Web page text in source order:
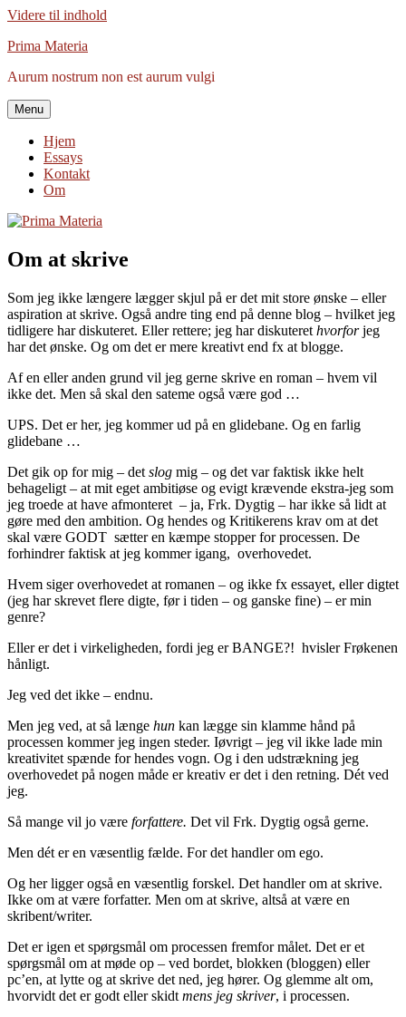
Videre til indhold
Prima Materia
Aurum nostrum non est aurum vulgi
Menu
Hjem
Essays
Kontakt
Om
Om at skrive
Som jeg ikke længere lægger skjul på er det mit store ønske – eller
aspiration at skrive. Også andre ting end på denne blog – hvilket jeg
tidligere har diskuteret. Eller rettere; jeg har diskuteret hvorforjeg
har det ønske. Og om det er mere kreativt end fx at blogge.
Af en eller anden grund vil jeg gerne skrive en roman – hvem vil
ikke det. Men så skal den sateme også være god …
UPS. Det er her, jeg kommer ud på en glidebane. Og en farlig
glidebane …
Det gik op for mig – det slog mig – og det var faktisk ikke helt
behageligt – at mit eget ambitiøse og evigt krævende ekstra-jeg som
jeg troede at have afmonteret – ja, Frk. Dygtig – har ikke så lidt at
gøre med den ambition. Og hendes og Kritikerens krav om at det
skal være GODT sætter en kæmpe stopper for processen. De
forhindrer faktisk at jeg kommer igang, overhovedet.
Hvem siger overhovedet at romanen – og ikke fx essayet, eller digtet
(jeg har skrevet flere digte, før i tiden – og ganske fine) – er min
genre?
Eller er det i virkeligheden, fordi jeg er BANGE?! hvisler Frøkenen
hånligt.
Jeg ved det ikke – endnu.
Men jeg ved, at så længe hun kan lægge sin klamme hånd på
processen kommer jeg ingen steder. Iøvrigt – jeg vil ikke lade min
kreativitet spænde for hendes vogn. Og i den udstrækning jeg
overhovedet på nogen måde er kreativ er det i den retning. Dét ved
jeg.
Så mange vil jo være forfattere. Det vil Frk. Dygtig også gerne.
Men dét er en væsentlig fælde. For det handler om ego.
Og her ligger også en væsentlig forskel. Det handler om at skrive.
Ikke om at være forfatter. Men om at skrive, altså at være en
skribent/writer.
Det er igen et spørgsmål om processen fremfor målet. Det er et
spørgsmål om at møde op – ved bordet, blokken (bloggen) eller
pc’en, at lytte og at skrive det ned, jeg hører. Og glemme alt om,
hvorvidt det er godt eller skidt mens jeg skriver, i processen.